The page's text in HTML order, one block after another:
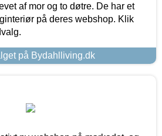
af mor og to døtre. De har et
på deres webshop. Klik
på Bydahlliving.dk